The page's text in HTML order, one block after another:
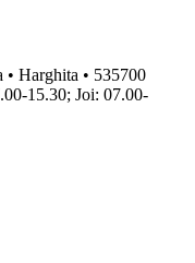
• Harghita • 535700
15.30; Joi: 07.00-